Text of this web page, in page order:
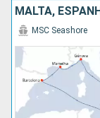
MALTA,
MSC Seashore